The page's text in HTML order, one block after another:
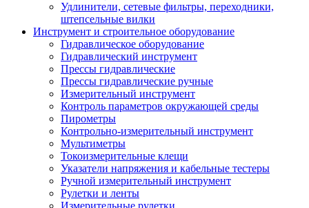
Удлинители, сетевые фильтры, переходники,
штепсельные вилки
Инструмент и строительное оборудование
Гидравлическое оборудование
Гидравлический инструмент
Прессы гидравлические
Прессы гидравлические ручные
Измерительный инструмент
Контроль параметров окружающей среды
Пирометры
Контрольно-измерительный инструмент
Мультиметры
Токоизмерительные клещи
Указатели напряжения и кабельные тестеры
Ручной измерительный инструмент
Рулетки и ленты
Измерительные рулетки